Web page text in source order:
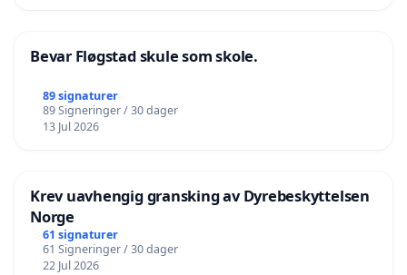
Bevar Fløgstad skule som skole.
89 signaturer
89 Signeringer / 30 dager
13 Jul 2026
Krev uavhengig gransking av Dyrebeskyttelsen
Norge
61 signaturer
61 Signeringer / 30 dager
22 Jul 2026